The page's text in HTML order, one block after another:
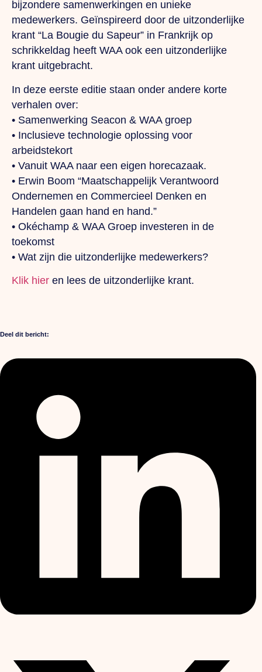
bijzondere samenwerkingen en unieke
medewerkers. Geïnspireerd door de uitzonderlijke
krant “La Bougie du Sapeur” in Frankrijk op
schrikkeldag heeft WAA ook een uitzonderlijke
krant uitgebracht.
In deze eerste editie staan onder andere korte
verhalen over:
• Samenwerking Seacon & WAA groep
• Inclusieve technologie oplossing voor
arbeidstekort
• Vanuit WAA naar een eigen horecazaak.
• Erwin Boom “Maatschappelijk Verantwoord
Ondernemen en Commercieel Denken en
Handelen gaan hand en hand.”
• Okéchamp & WAA Groep investeren in de
toekomst
• Wat zijn die uitzonderlijke medewerkers?
Klik hier en lees de uitzonderlijke krant.
Deel dit bericht: